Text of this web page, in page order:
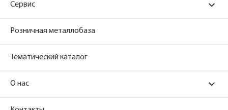
Сервис
Розничная металлобаза
Тематический каталог
О нас